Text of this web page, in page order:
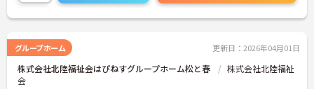
グループホーム 更新日：2026年04月01日
株式会社北陸福祉会はぴねすグループホーム松と春
株式会社北陸福祉
会